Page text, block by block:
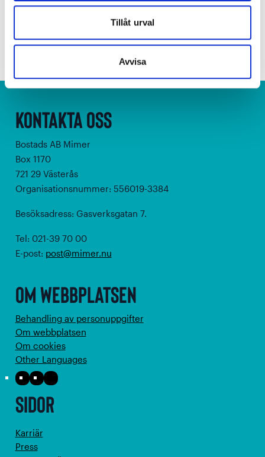
Tillåt urval
Avvisa
Senast uppdaterad:18 augusti 2025 kl. 13:39
Kontakta oss
Bostads AB Mimer
Box 1170
721 29 Västerås
Organisationsnummer: 556019-3384
Besöksadress: Gasverksgatan 7.
Tel: 021-39 70 00
E-post: post@mimer.nu
Om webbplatsen
Behandling av personuppgifter
Om webbplatsen
Om cookies
Other Languages
Sidor
Karriär
Press